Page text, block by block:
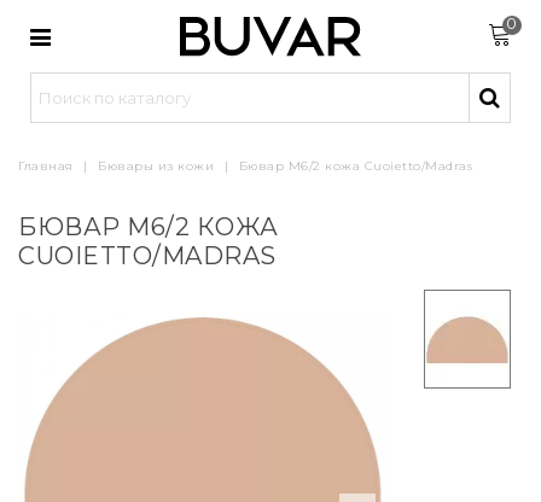
0
Главная | Бювары из кожи | Бювар М6/2 кожа Cuoietto/Madras
БЮВАР М6/2 КОЖА
CUOIETTO/MADRAS